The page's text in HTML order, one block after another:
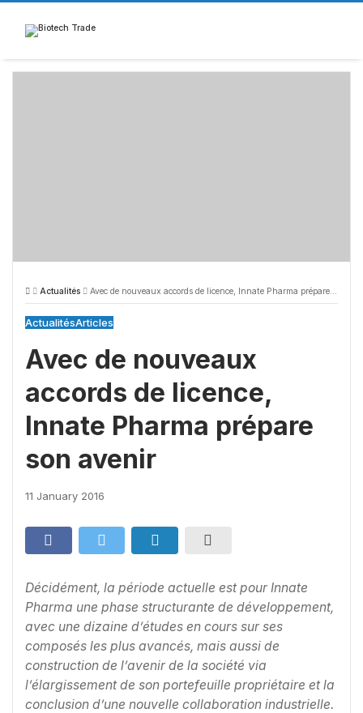
Skip
content
Actualités Avec de nouveaux accords de licence, Innate Pharma prépare son avenir
ActualitésArticles
Avec de nouveaux
accords de licence,
Innate Pharma prépare
son avenir
11 January 2016
Décidément, la période actuelle est pour Innate
Pharma une phase structurante de développement,
avec une dizaine d’études en cours sur ses
composés les plus avancés, mais aussi de
construction de l’avenir de la société via
l’élargissement de son portefeuille propriétaire et la
conclusion d’une nouvelle collaboration industrielle.